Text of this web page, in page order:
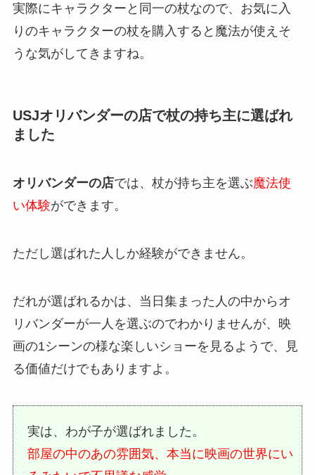
実際にキャラクターと同一の杖なので、お気に入
りのキャラクターの杖を購入すると魔法が使えそ
うな気がしてきますね。
USJオリバンダーの店で杖の持ち主に選ばれ
ました
オリバンダーの店では、杖が持ち主を選ぶ魔法使
い体験ができます。
ただし選ばれた人しか経験ができません。
だれが選ばれるかは、当日集まった人の中からオ
リバンダーが一人を選ぶのでわかりませんが、映
画の1シーンの様な楽しいショーを見るようで、見
る価値だけでもありますよ。
実は、わが子が選ばれました。
部屋の中のあの雰囲気、本当に映画の世界にい